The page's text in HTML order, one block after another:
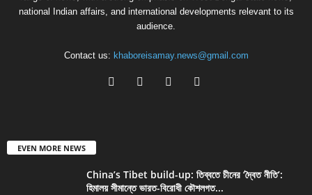
national Indian affairs, and international developments relevant to its
audience.
Contact us: khaboreisamay.news@gmail.com
EVEN MORE NEWS
China’s Tibet build-up: তিব্বতে চীনের ‘দ্বৈত নীতি’:
হিমালয় সীমান্তে ভারত-বিরোধী কৌশলগত...